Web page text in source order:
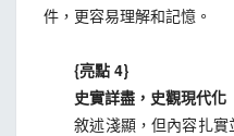
件，更容易理解和記憶。
{亮點 4}
史實詳盡，史觀現代化
敘述淺顯，但內容扎實